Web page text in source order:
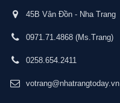
45B Vân Đồn - Nha Trang
0971.71.4868 (Ms.Trang)
0258.654.2411
votrang@nhatrangtoday.vn